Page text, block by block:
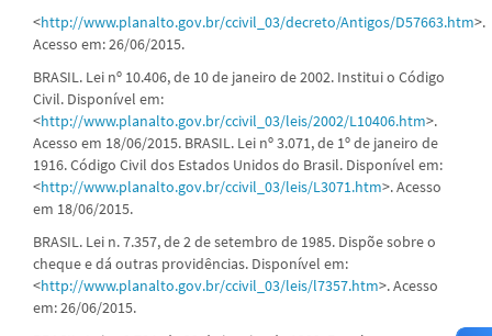
<http://www.planalto.gov.br/ccivil_03/decreto/Antigos/D57663.htm>.
Acesso em: 26/06/2015.
BRASIL. Lei nº 10.406, de 10 de janeiro de 2002. Institui o Código
Civil. Disponível em:
<http://www.planalto.gov.br/ccivil_03/leis/2002/L10406.htm>.
Acesso em 18/06/2015. BRASIL. Lei nº 3.071, de 1º de janeiro de
1916. Código Civil dos Estados Unidos do Brasil. Disponível em:
<http://www.planalto.gov.br/ccivil_03/leis/L3071.htm>. Acesso
em 18/06/2015.
BRASIL. Lei n. 7.357, de 2 de setembro de 1985. Dispõe sobre o
cheque e dá outras providências. Disponível em:
<http://www.planalto.gov.br/ccivil_03/leis/l7357.htm>. Acesso
em: 26/06/2015.